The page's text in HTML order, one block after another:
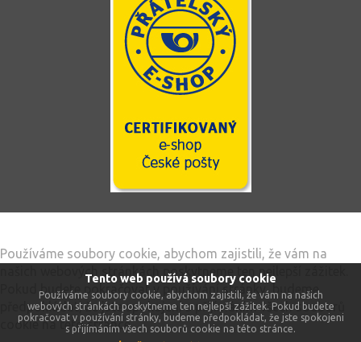
Tento web používá soubory cookie
Používáme soubory cookie, abychom zajistili, že vám na našich
webových stránkách poskytneme ten nejlepší zážitek. Pokud budete
pokračovat v používání stránky, budeme předpokládat, že jste spokojeni
s přijímáním všech souborů cookie na této stránce.
Používáme soubory cookie, abychom zajistili, že vám na
našich webových stránkách poskytneme ten nejlepší zážitek.
Pokud budete pokračovat v používání stránky, budeme
předpokládat, že jste spokojeni s přijímáním všech souborů
cookie na této stránce.